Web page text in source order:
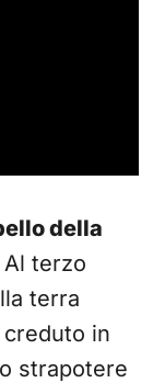
della
Al terzo
terra
in
strapotere